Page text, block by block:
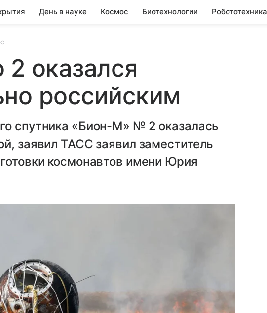
День в науке Космос Биотехнологии Робототехника
оказался
российским
спутника «Бион-М» № 2 оказалась
заявил ТАСС заявил заместитель
космонавтов имени Юрия